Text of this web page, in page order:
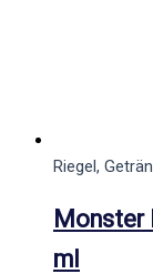
Riegel,
Monster
ml